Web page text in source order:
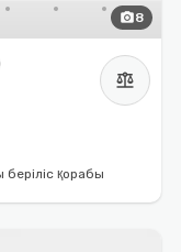
photo_camera8
balance
қорабы